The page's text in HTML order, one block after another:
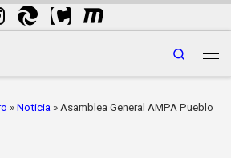
Search
» Noticia » Asamblea General AMPA Pueblo